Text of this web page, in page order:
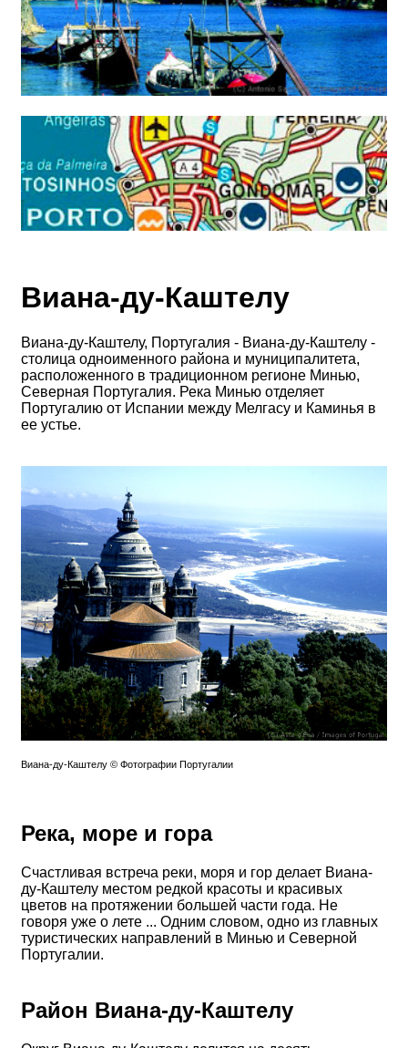
Виана-ду-Каштелу
Виана-ду-Каштелу, Португалия - Виана-ду-Каштелу -
столица одноименного района и муниципалитета,
расположенного в традиционном регионе Минью,
Северная Португалия. Река Минью отделяет
Португалию от Испании между Мелгасу и Каминья в
ее устье.
Виана-ду-Каштелу © Фотографии Португалии
Река, море и гора
Счастливая встреча реки, моря и гор делает Виана-
ду-Каштелу местом редкой красоты и красивых
цветов на протяжении большей части года. Не
говоря уже о лете ... Одним словом, одно из главных
туристических направлений в Минью и Северной
Португалии.
Район Виана-ду-Каштелу